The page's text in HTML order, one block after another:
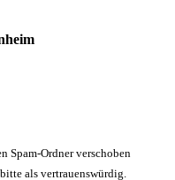
Spam-Ordner verschoben
als vertrauenswürdig.